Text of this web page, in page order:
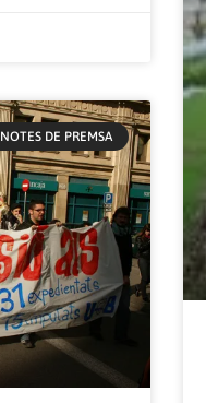
NOTES DE PREMSA